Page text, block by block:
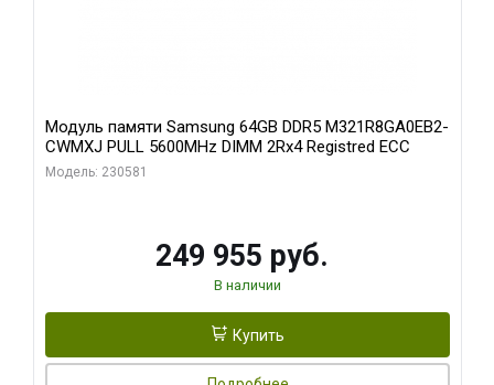
Модуль памяти Samsung 64GB DDR5 M321R8GA0EB2-
CWMXJ PULL 5600MHz DIMM 2Rx4 Registred ECC
Модель: 230581
249 955 руб.
В наличии
Купить